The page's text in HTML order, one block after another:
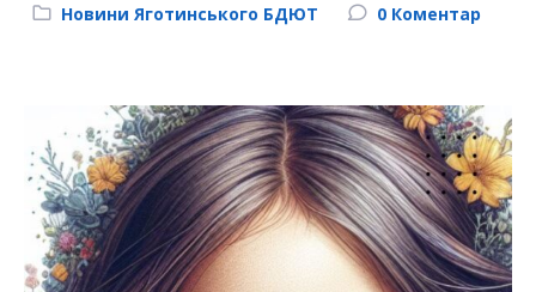
Category:
Новини Яготинського БДЮТ 0 Коментар